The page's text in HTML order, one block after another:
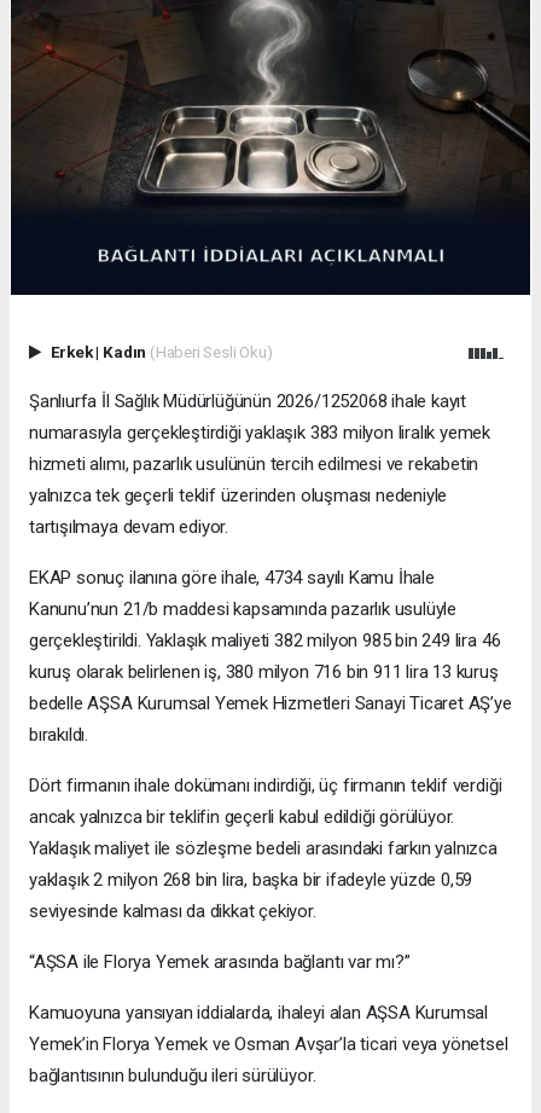
Erkek| Kadın (Haberi Sesli Oku)
Şanlıurfa İl Sağlık Müdürlüğünün 2026/1252068 ihale kayıt
numarasıyla gerçekleştirdiği yaklaşık 383 milyon liralık yemek
hizmeti alımı, pazarlık usulünün tercih edilmesi ve rekabetin
yalnızca tek geçerli teklif üzerinden oluşması nedeniyle
tartışılmaya devam ediyor.
EKAP sonuç ilanına göre ihale, 4734 sayılı Kamu İhale
Kanunu’nun 21/b maddesi kapsamında pazarlık usulüyle
gerçekleştirildi. Yaklaşık maliyeti 382 milyon 985 bin 249 lira 46
kuruş olarak belirlenen iş, 380 milyon 716 bin 911 lira 13 kuruş
bedelle AŞSA Kurumsal Yemek Hizmetleri Sanayi Ticaret AŞ’ye
bırakıldı.
Dört firmanın ihale dokümanı indirdiği, üç firmanın teklif verdiği
ancak yalnızca bir teklifin geçerli kabul edildiği görülüyor.
Yaklaşık maliyet ile sözleşme bedeli arasındaki farkın yalnızca
yaklaşık 2 milyon 268 bin lira, başka bir ifadeyle yüzde 0,59
seviyesinde kalması da dikkat çekiyor.
“AŞSA ile Florya Yemek arasında bağlantı var mı?”
Kamuoyuna yansıyan iddialarda, ihaleyi alan AŞSA Kurumsal
Yemek’in Florya Yemek ve Osman Avşar’la ticari veya yönetsel
bağlantısının bulunduğu ileri sürülüyor.